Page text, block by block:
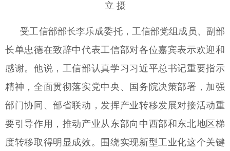
立 摄
受工信部部长李乐成委托，工信部党组成员、副部
长单忠德在致辞中代表工信部对各位嘉宾表示欢迎和
感谢。他说，工信部认真学习习近平总书记重要指示
精神，全面贯彻落实党中央、国务院决策部署，加强
部门协同、部省联动，发挥产业转移发展对接活动重
要引导作用，推动产业从东部向中西部和东北地区梯
度转移取得明显成效。围绕实现新型工业化这个关键